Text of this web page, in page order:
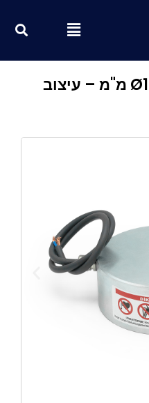
Menu
אלקטרומגנט Ø150×56 מ"מ – עיצוב